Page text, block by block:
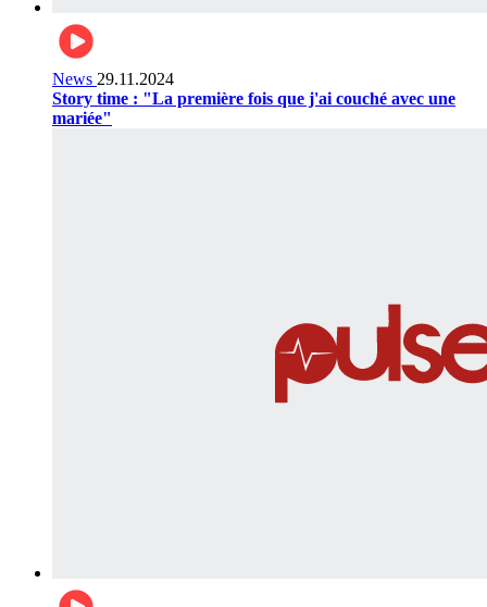
News 29.11.2024
Story time : "La première fois que j'ai couché avec une
mariée"